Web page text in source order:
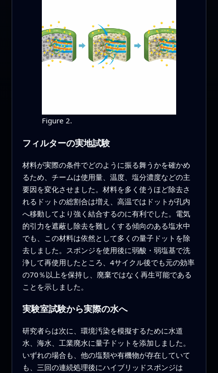
Figure 2.
フィルターの実地試験
材料が実際の条件でどのように振る舞うかを確かめ
るため、チームは使用量、温度、塩分濃度などの主
要因を変化させました。材料を多く使うほど除去さ
れるドットの総割合は増え、高温ではドットが孔内
へ移動してより強く結合するのに有利でした。電気
的引力を遮蔽し除去を難しくする傾向のある塩水中
でも、この材料は依然として多くの量子ドットを除
去しました。スポンジを使用後に弱酸・弱塩基で洗
浄して再使用したところ、4サイクル後でも元の効率
の70％以上を保持し、廃棄ではなく再生可能である
ことを示しました。
実験室試験から実際の水へ
研究者らは次に、環境汚染を模擬するために水道
水、海水、工業廃水に量子ドットを添加しました。
いずれの場合も、他の塩類や有機物が存在していて
も、三回の連続処理後にハイブリッドスポンジは